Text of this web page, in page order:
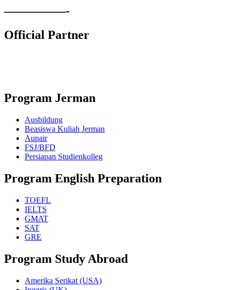
—————-
Official Partner
Program Jerman
Ausbildung
Beasiswa Kuliah Jerman
Aupair
FSJ/BFD
Persiapan Studienkolleg
Program English Preparation
TOEFL
IELTS
GMAT
SAT
GRE
Program Study Abroad
Amerika Serikat (USA)